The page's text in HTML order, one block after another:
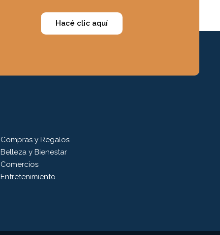
Hacé clic aquí
Compras y Regalos
Belleza y Bienestar
Comercios
Entretenimiento